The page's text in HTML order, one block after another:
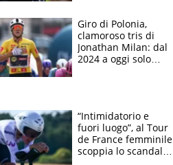
a Burgos
Giro di Polonia,
clamoroso tris di
Jonathan Milan: dal
2024 a oggi solo
“Intimidatorio e
fuori luogo”, al Tour
de France femminile
scoppia lo scandalo: